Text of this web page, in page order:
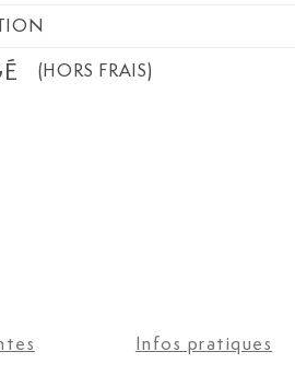
(HORS FRAIS)
Infos pratiques